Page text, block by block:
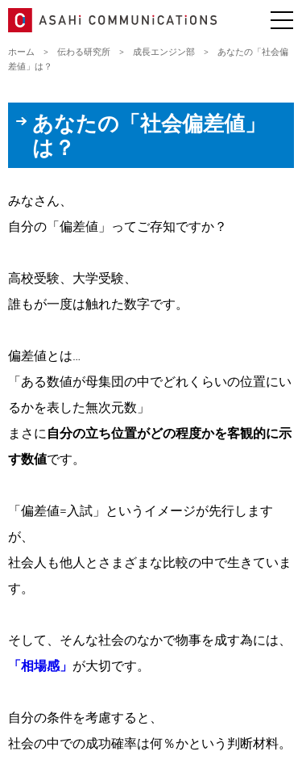
ホーム > 伝わる研究所 > 成長エンジン部 > あなたの「社会偏
差値」は？
あなたの「社会偏差値」
は？
みなさん、
自分の「偏差値」ってご存知ですか？
高校受験、大学受験、
誰もが一度は触れた数字です。
偏差値とは…
「ある数値が母集団の中でどれくらいの位置にい
るかを表した無次元数」
まさに 自分の立ち位置がどの程度かを客観的に示
す数値です。
「偏差値=入試」というイメージが先行します
が、
社会人も他人とさまざまな比較の中で生きていま
す。
そして、そんな社会のなかで物事を成す為には、
「相場感」 が大切です。
自分の条件を考慮すると、
社会の中での成功確率は何％かという判断材料。